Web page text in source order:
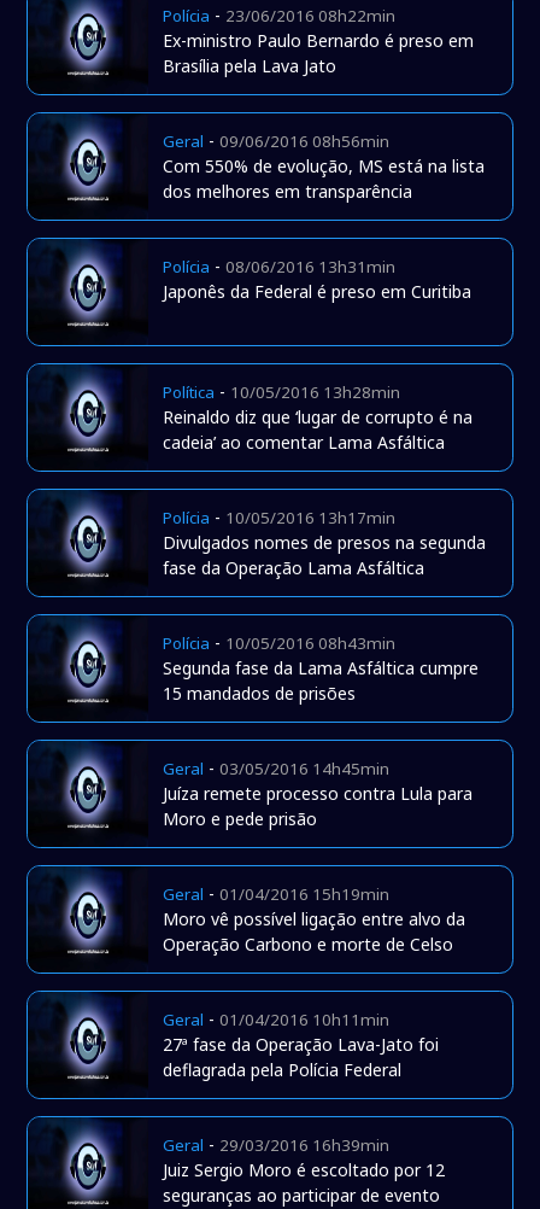
Polícia - 23/06/2016 08h22min
Ex-ministro Paulo Bernardo é preso em
Brasília pela Lava Jato
Geral -09/06/2016 08h56min
Com 550% de evolução, MS está na lista
dos melhores em transparência
Polícia -08/06/2016 13h31min
Japonês da Federal é preso em Curitiba
Política - 10/05/2016 13h28min
Reinaldo diz que ‘lugar de corrupto é na
cadeia’ ao comentar Lama Asfáltica
Polícia - 10/05/2016 13h17min
Divulgados nomes de presos na segunda
fase da Operação Lama Asfáltica
Polícia - 10/05/2016 08h43min
Segunda fase da Lama Asfáltica cumpre
15 mandados de prisões
Geral -03/05/2016 14h45min
Juíza remete processo contra Lula para
Moro e pede prisão
Geral -01/04/2016 15h19min
Moro vê possível ligação entre alvo da
Operação Carbono e morte de Celso
Geral -01/04/2016 10h11min
27ª fase da Operação Lava-Jato foi
deflagrada pela Polícia Federal
Geral - 29/03/2016 16h39min
Juiz Sergio Moro é escoltado por 12
seguranças ao participar de evento